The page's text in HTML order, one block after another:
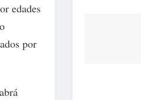
edades
por